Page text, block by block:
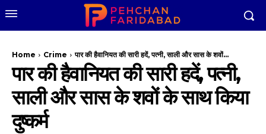
Home Crime पार की हैवानियत की सारी हदें, पत्नी, साली और सास के शवों...
पार की हैवानियत की सारी हदें, पत्नी,
साली और सास के शवों के साथ किया
दुष्कर्म